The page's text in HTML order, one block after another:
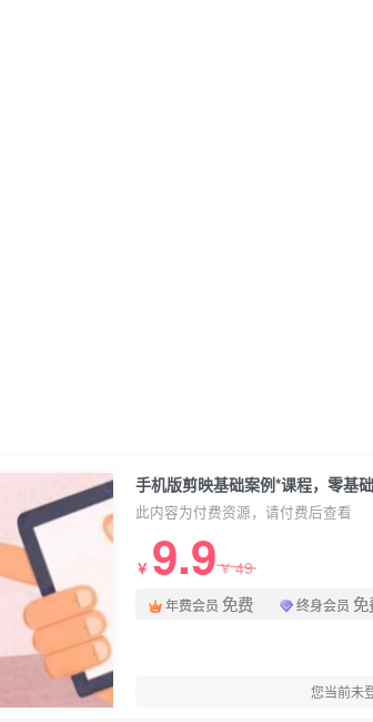
手机版剪映基础案例*课程，零基
此内容为付费资源，请付费后查看
￥ 9.9￥49
年费会员 免费 终身会员 免
您当前未